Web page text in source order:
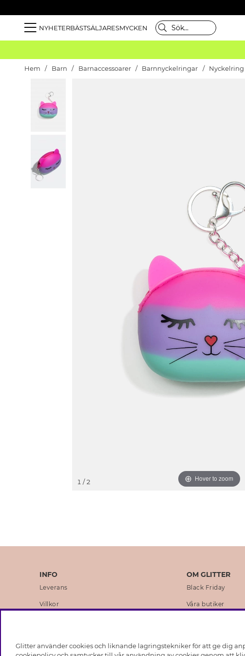
NYHETERBÄSTSÄLJARESMYCKEN
Hem Barn Barnaccessoarer Barnnyckelringar
Hover to zoom
1 / 2
INFO
Leverans
Villkor
Medlemsvillkor
OM GLITTER
Black Friday
Våra butiker
Hållbarhet
Glitter använder cookies och liknande lagringstekniker för att ge dig